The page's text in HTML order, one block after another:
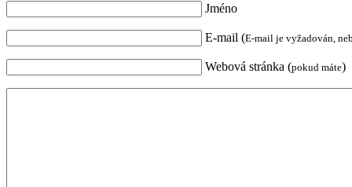
Jméno
E-mail (E-mail je vyžadován,
Webová stránka (pokud máte)